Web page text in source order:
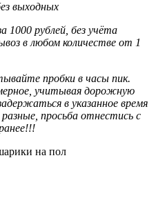
выходных
1000 рублей, без учёта
в любом количестве от 1
пробки в часы пик.
учитывая дорожную
в указанное время
просьба отнестись с
на пол